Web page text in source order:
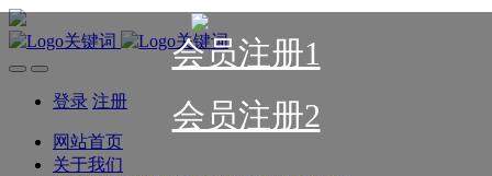
会员注册1
会员注册2
登录 注册
网站首页
关于我们